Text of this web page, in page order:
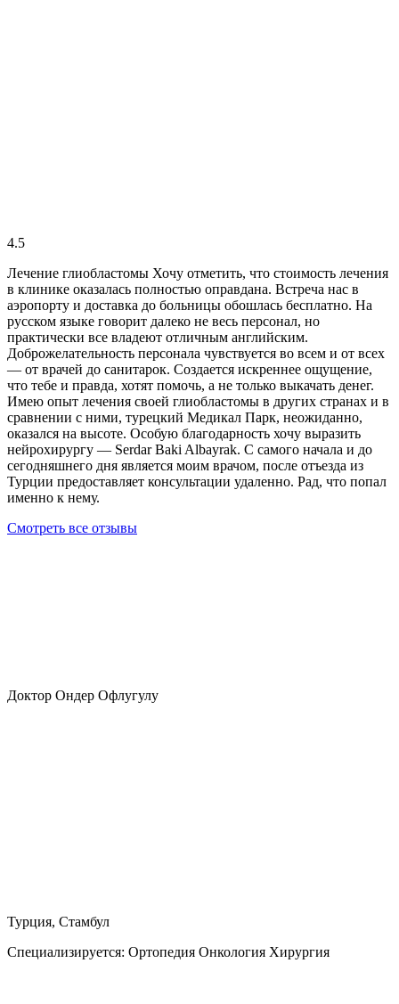
4.5
Лечение глиобластомы Хочу отметить, что стоимость лечения
в клинике оказалась полностью оправдана. Встреча нас в
аэропорту и доставка до больницы обошлась бесплатно. На
русском языке говорит далеко не весь персонал, но
практически все владеют отличным английским.
Доброжелательность персонала чувствуется во всем и от всех
— от врачей до санитарок. Создается искреннее ощущение,
что тебе и правда, хотят помочь, а не только выкачать денег.
Имею опыт лечения своей глиобластомы в других странах и в
сравнении с ними, турецкий Медикал Парк, неожиданно,
оказался на высоте. Особую благодарность хочу выразить
нейрохирургу — Serdar Baki Albayrak. С самого начала и до
сегодняшнего дня является моим врачом, после отъезда из
Турции предоставляет консультации удаленно. Рад, что попал
именно к нему.
Смотреть все отзывы
Доктор Ондер Офлугулу
Турция, Стамбул
Специализируется: Ортопедия Онкология Хирургия